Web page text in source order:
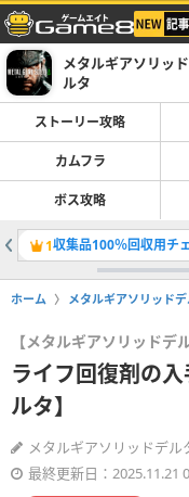
メタルギアソリッ
ルタ
ストーリー攻略
カムフラ
ボス攻略
1収集品100％回収用チ
ホーム メタルギアソリッド
【メタルギアソリッドデ
ライフ回復剤の
ルタ】
メタルギアソリッドデル
最終更新日：2025.11.21